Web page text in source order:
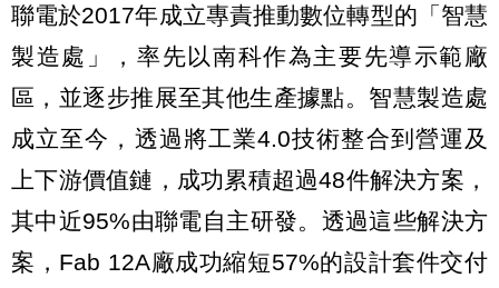
聯電於2017年成立專責推動數位轉型的「智慧
製造處」，率先以南科作為主要先導示範廠
區，並逐步推展至其他生產據點。智慧製造處
成立至今，透過將工業4.0技術整合到營運及
上下游價值鏈，成功累積超過48件解決方案，
其中近95%由聯電自主研發。透過這些解決方
案，Fab 12A廠成功縮短57%的設計套件交付